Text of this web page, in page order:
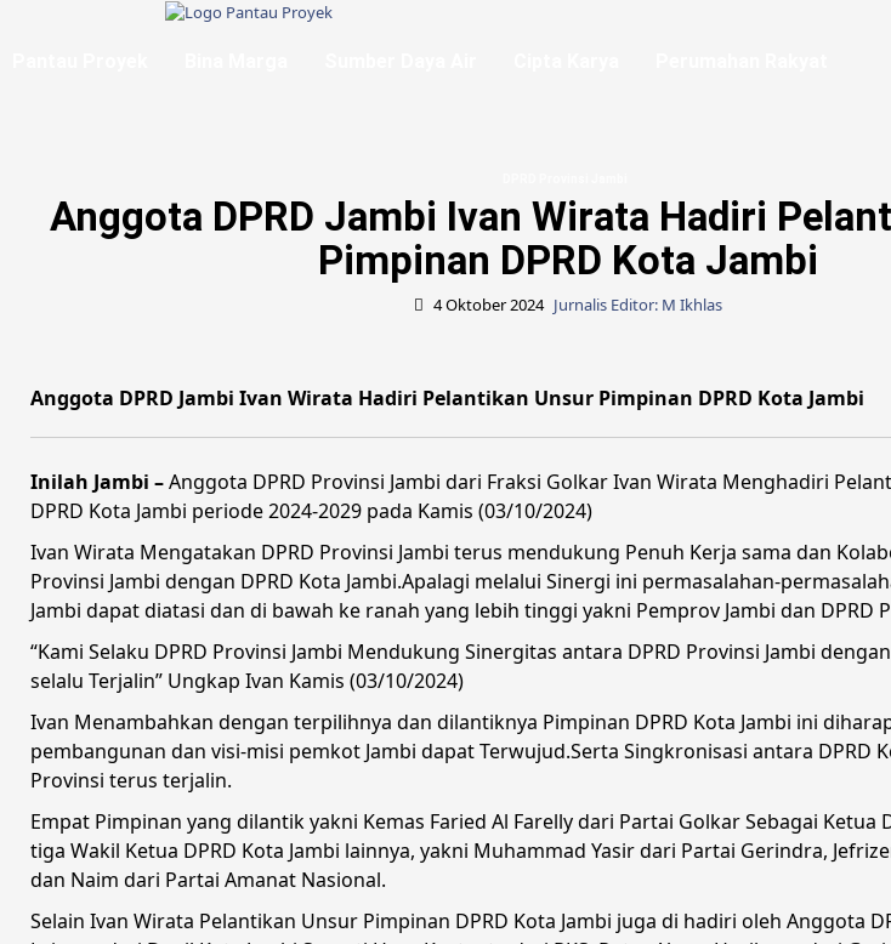
Anggota DPRD Jambi Ivan Wirata Hadiri
Pimpinan DPRD Kota Jambi
4 Oktober 2024 Jurnalis Editor: M Ikhlas
Anggota DPRD Jambi Ivan Wirata Hadiri Pelantikan Unsur Pimpinan DPRD Kota Jambi
Inilah Jambi –Anggota DPRD Provinsi Jambi dari Fraksi Golkar Ivan Wirata Menghadiri
DPRD Kota Jambi periode 2024-2029 pada Kamis (03/10/2024)
Ivan Wirata Mengatakan DPRD Provinsi Jambi terus mendukung Penuh Kerja sama dan
Provinsi Jambi dengan DPRD Kota Jambi.Apalagi melalui Sinergi ini permasalahan-
Jambi dapat diatasi dan di bawah ke ranah yang lebih tinggi yakni Pemprov Jambi dan DPRD
“Kami Selaku DPRD Provinsi Jambi Mendukung Sinergitas antara DPRD Provinsi Jambi
selalu Terjalin” Ungkap Ivan Kamis (03/10/2024)
Ivan Menambahkan dengan terpilihnya dan dilantiknya Pimpinan DPRD Kota Jambi ini
pembangunan dan visi-misi pemkot Jambi dapat Terwujud.Serta Singkronisasi antara DPRD
Provinsi terus terjalin.
Empat Pimpinan yang dilantik yakni Kemas Faried Al Farelly dari Partai Golkar Sebagai Ketua
tiga Wakil Ketua DPRD Kota Jambi lainnya, yakni Muhammad Yasir dari Partai Gerindra,
dan Naim dari Partai Amanat Nasional.
Selain Ivan Wirata Pelantikan Unsur Pimpinan DPRD Kota Jambi juga di hadiri oleh Anggota